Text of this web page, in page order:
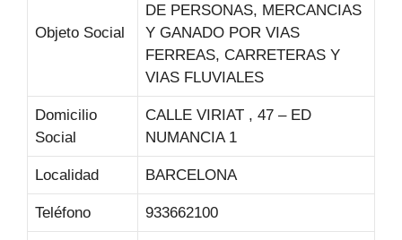
Objeto Social
DE PERSONAS, MERCANCIAS
Y GANADO POR VIAS
FERREAS, CARRETERAS Y
VIAS FLUVIALES
Domicilio
Social
CALLE VIRIAT , 47 – ED
NUMANCIA 1
Localidad BARCELONA
Teléfono 933662100